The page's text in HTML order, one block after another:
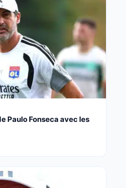
Paulo Fonseca avec les